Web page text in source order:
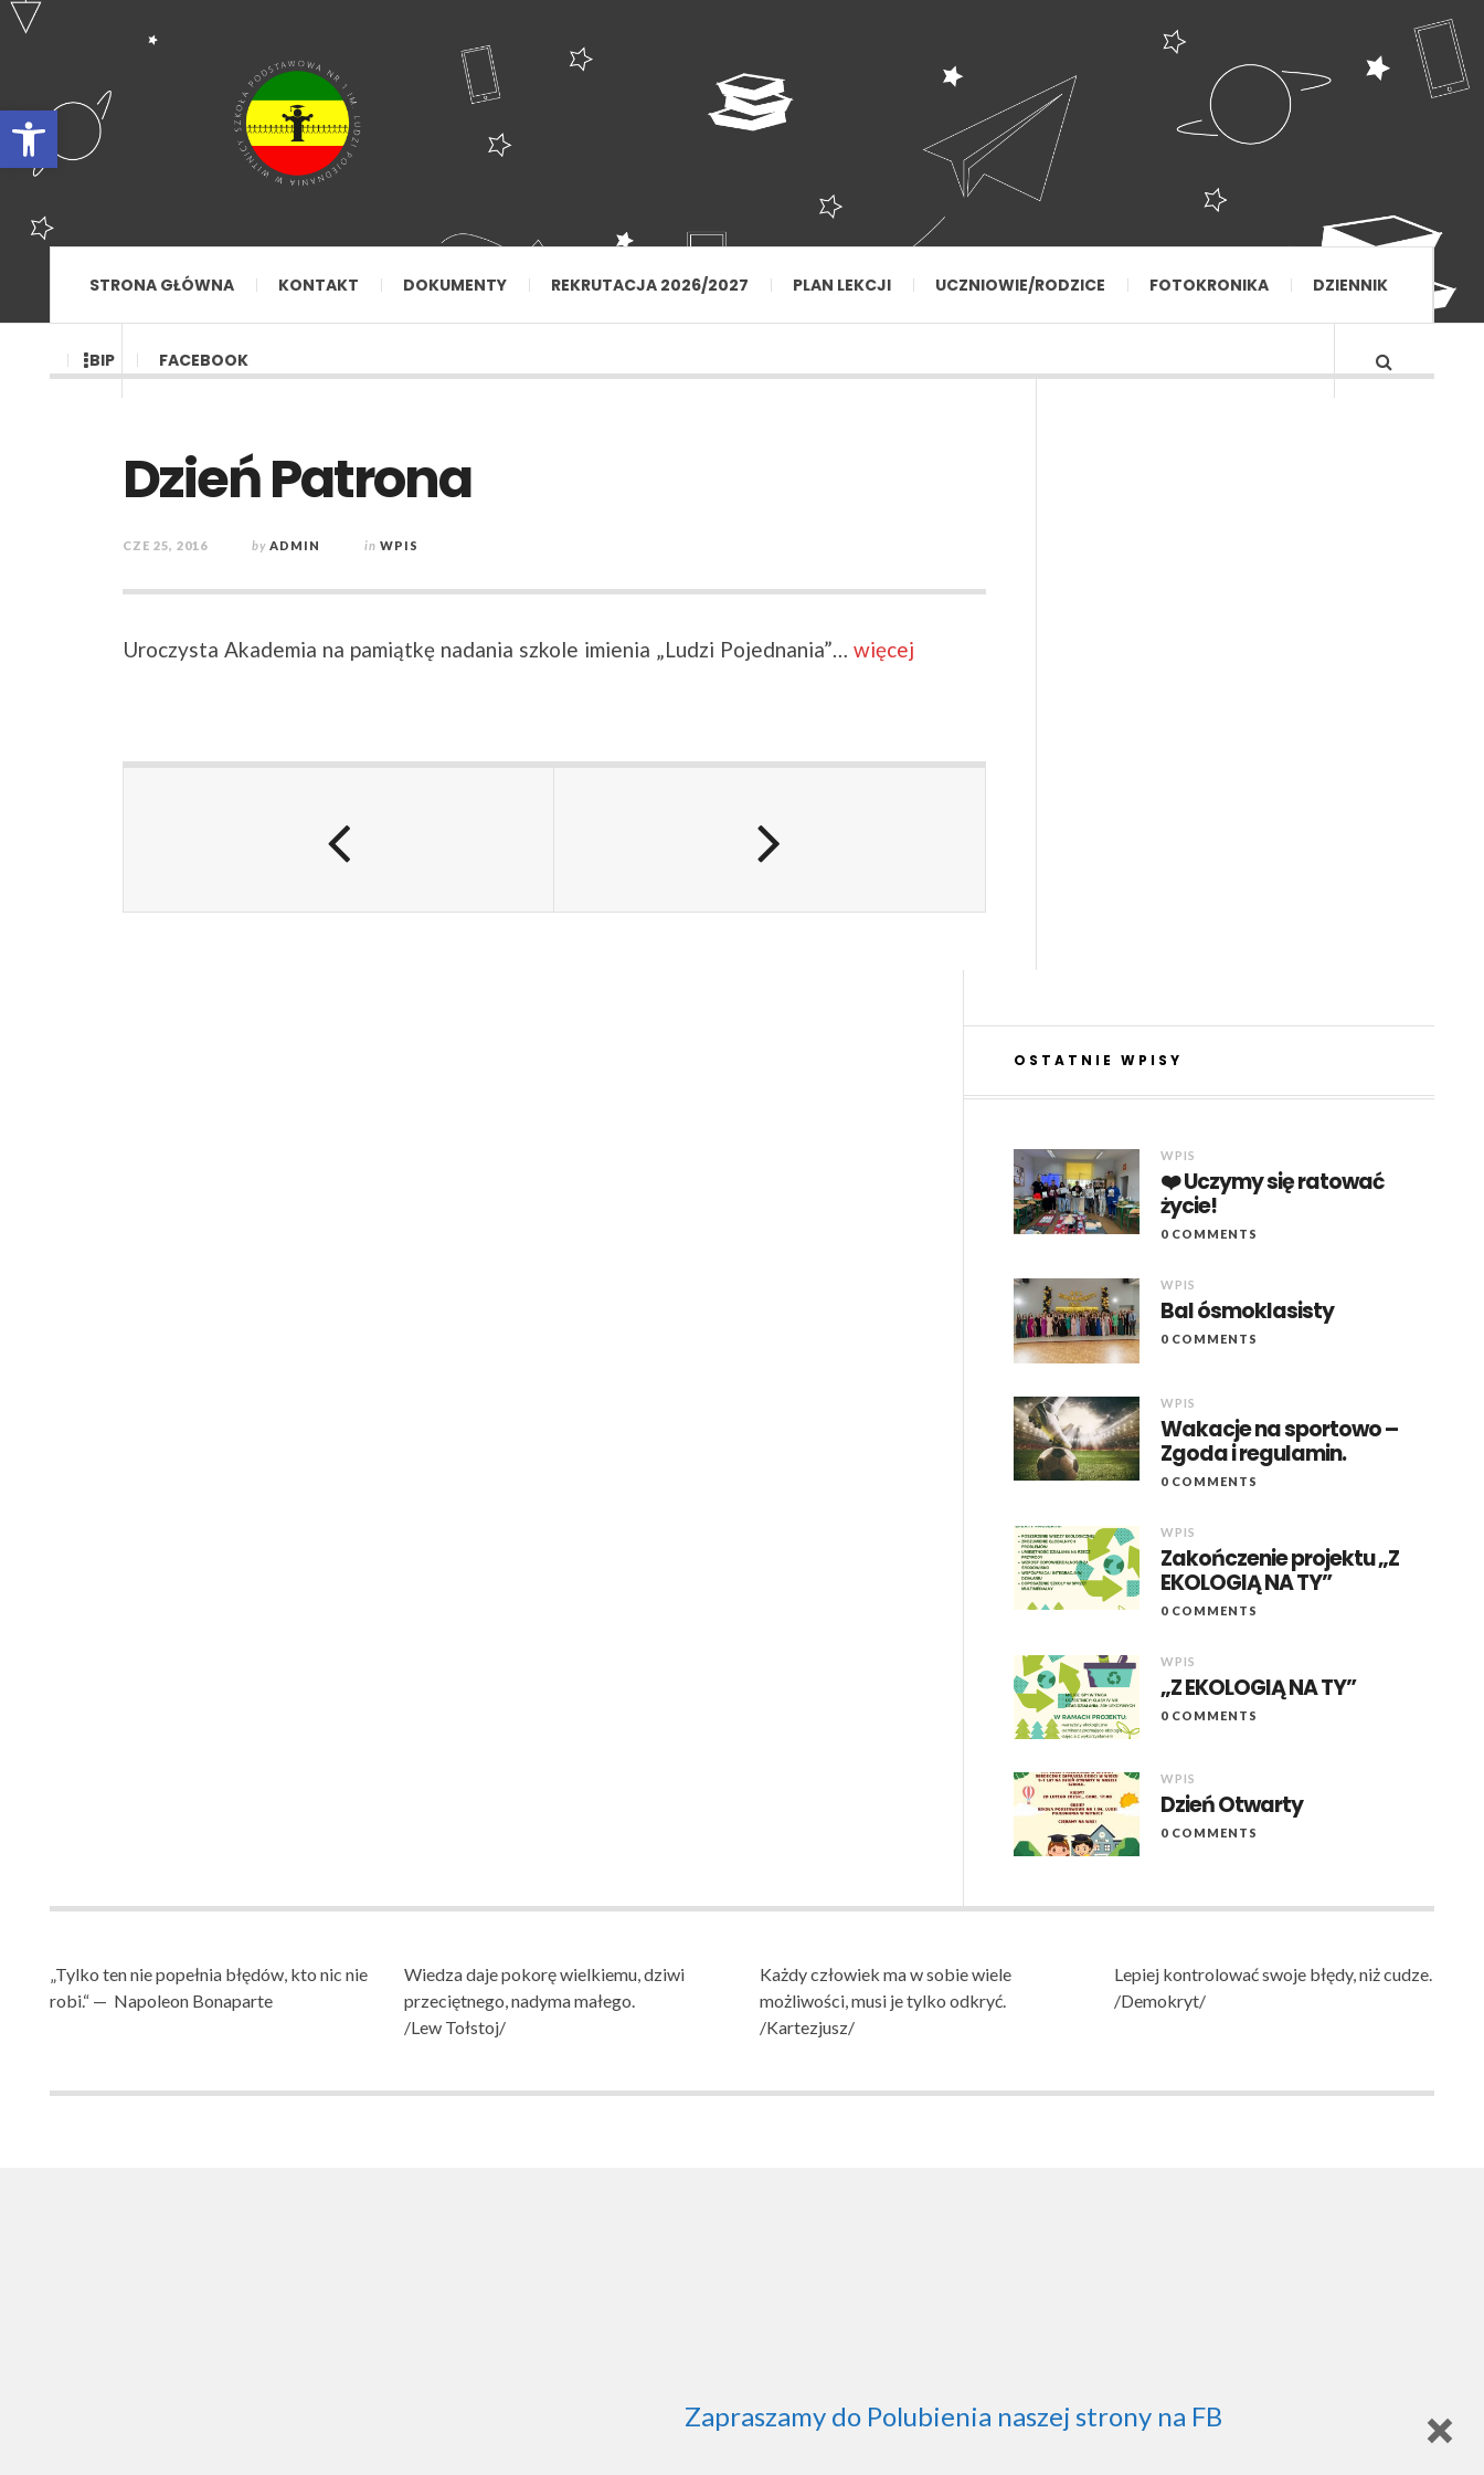
Otwórz pasek narzędzi
STRONA GŁÓWNA KONTAKT DOKUMENTY REKRUTACJA 2026/2027 PLAN LEKCJI UCZNIOWIE/RODZICE FOTOKRONIKA DZIENNIK
BIP FACEBOOK
Dzień Patrona
CZE 25, 2016 by ADMIN in WPIS
Uroczysta Akademia na pamiątkę nadania szkole imienia „Ludzi Pojednania”… więcej
OSTATNIE WPISY
WPIS
❤️ Uczymy się ratować
życie!
0 COMMENTS
WPIS
Bal ósmoklasisty
0 COMMENTS
WPIS
Wakacje na sportowo –
Zgoda i regulamin.
0 COMMENTS
WPIS
Zakończenie projektu „Z
EKOLOGIĄ NA TY”
0 COMMENTS
WPIS
„Z EKOLOGIĄ NA TY”
0 COMMENTS
WPIS
Dzień Otwarty
0 COMMENTS
„Tylko ten nie popełnia błędów, kto nic nie
robi.“ — Napoleon Bonaparte
Wiedza daje pokorę wielkiemu, dziwi
przeciętnego, nadyma małego.
/Lew Tołstoj/
Każdy człowiek ma w sobie wiele
możliwości, musi je tylko odkryć.
/Kartezjusz/
Lepiej kontrolować swoje błędy, niż cudze.
/Demokryt/
Zapraszamy do Polubienia naszej strony na FB